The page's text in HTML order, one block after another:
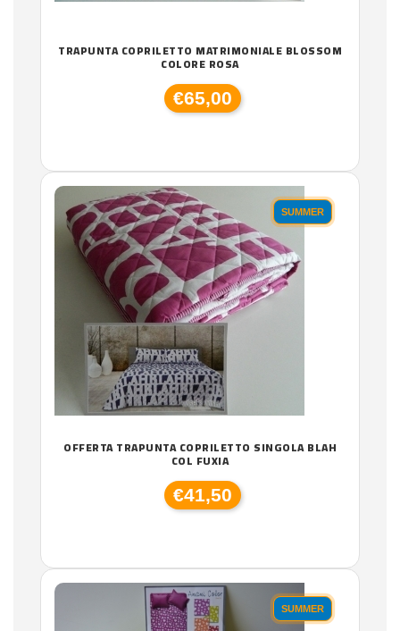
TRAPUNTA COPRILETTO MATRIMONIALE BLOSSOM
COLORE ROSA
€65,00
SUMMER
OFFERTA TRAPUNTA COPRILETTO SINGOLA BLAH
COL FUXIA
€41,50
SUMMER